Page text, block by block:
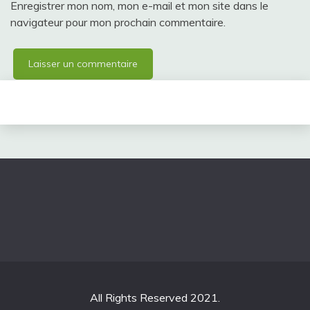
Enregistrer mon nom, mon e-mail et mon site dans le
navigateur pour mon prochain commentaire.
All Rights Reserved 2021.